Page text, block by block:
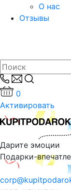
О нас
Отзывы
0
Активировать
Дарите эмоции
Подарки-